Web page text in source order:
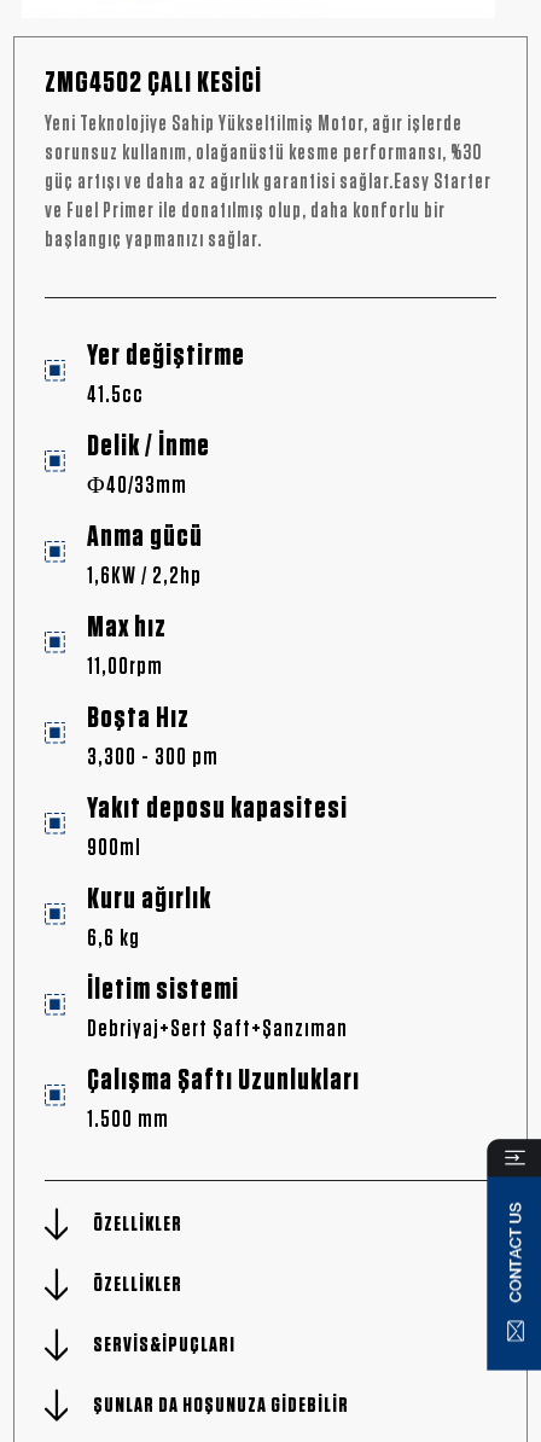
ZMG4502 ÇALI KESİCİ
Yeni Teknolojiye Sahip Yükseltilmiş Motor, ağır işlerde
sorunsuz kullanım, olağanüstü kesme performansı, %30
güç artışı ve daha az ağırlık garantisi sağlar.Easy Starter
ve Fuel Primer ile donatılmış olup, daha konforlu bir
başlangıç ​​yapmanızı sağlar.
Yer değiştirme
41.5cc
Delik / İnme
Φ40/33mm
Anma gücü
1,6KW / 2,2hp
Max hız
11,00rpm
Boşta Hız
3,300 - 300 pm
Yakıt deposu kapasitesi
900ml
Kuru ağırlık
6,6 kg
İletim sistemi
Debriyaj+Sert Şaft+Şanzıman
Çalışma Şaftı Uzunlukları
1.500 mm
ÖZELLİKLER
ÖZELLİKLER
SERVİS&İPUÇLARI
ŞUNLAR DA HOŞUNUZA GİDEBİLİR